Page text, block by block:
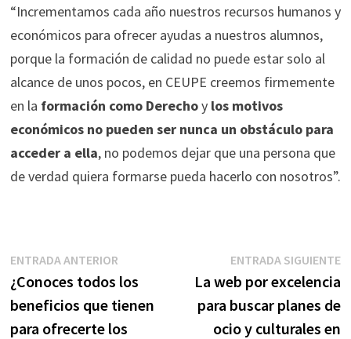
“Incrementamos cada año nuestros recursos humanos y
económicos para ofrecer ayudas a nuestros alumnos,
porque la formación de calidad no puede estar solo al
alcance de unos pocos, en CEUPE creemos firmemente
en la formación como Derechoy los motivos
económicos no pueden ser nunca un obstáculo para
acceder a ella, no podemos dejar que una persona que
de verdad quiera formarse pueda hacerlo con nosotros”.
Navegación
de
entradas
ENTRADA ANTERIOREntrada
anterior:
¿Conoces todos los
beneficios que tienen
para ofrecerte los
ENTRADA SIGUIENTE
La web por excelencia
para buscar planes de
ocio y culturales en